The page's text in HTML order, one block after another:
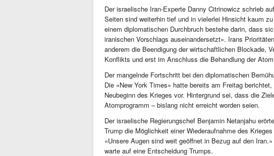
Der israelische Iran-Experte Danny Citrinowicz schrieb
Seiten sind weiterhin tief und in vielerlei Hinsicht kaum
einem diplomatischen Durchbruch bestehe darin, dass
iranischen Vorschlags auseinandersetzt». Irans
anderem die Beendigung der wirtschaftlichen Blockade,
Konflikts und erst im Anschluss die Behandlung der
Der mangelnde Fortschritt bei den diplomatischen
Die «New York Times» hatte bereits am Freitag
Neubeginn des Krieges vor. Hintergrund sei, dass die
Atomprogramm – bislang nicht erreicht worden seien.
Der israelische Regierungschef Benjamin Netanjahu
Trump die Möglichkeit einer Wiederaufnahme des
«Unsere Augen sind weit geöffnet in Bezug auf den
warte auf eine Entscheidung Trumps.